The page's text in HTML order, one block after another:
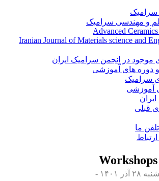
و مهندسی سرامیک
Advanced
Iranian Journal of Materials science and
موجود در انجمن سرامیک ایران
و دوره های آموزشی
سرامیک
آموزشی
قبلی
ما
آذر ۱۴۰۱ -